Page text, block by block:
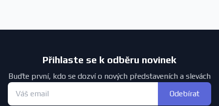
Přihlaste se k odběru novinek
Buďte první, kdo se dozví o nových představeních a slevách
Odebírat